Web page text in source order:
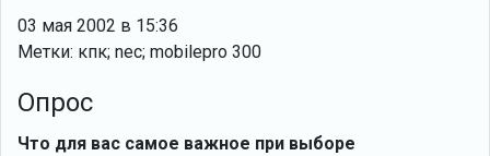
03 мая 2002 в 15:36
Метки: кпк; nec; mobilepro 300
Опрос
Что для вас самое важное при выборе